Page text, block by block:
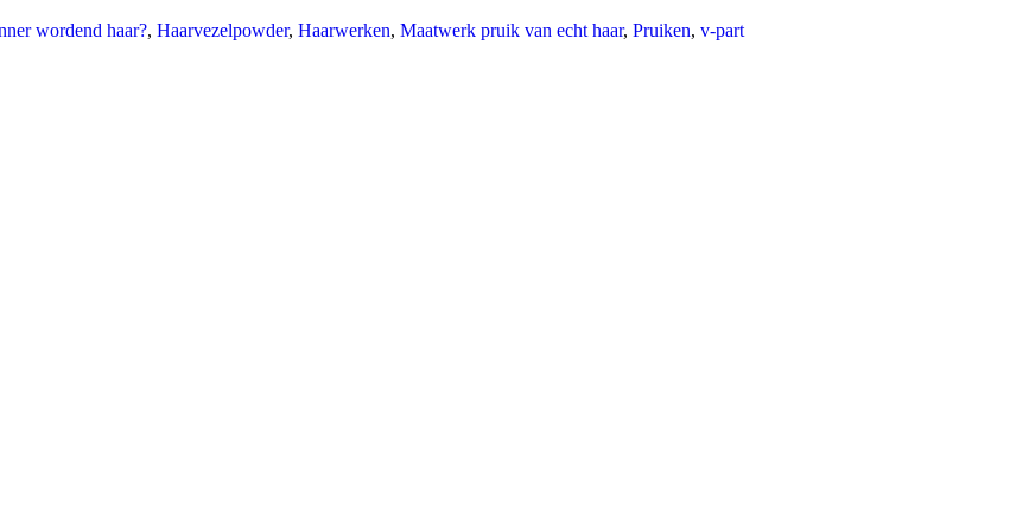
wordend haar?, Haarvezelpowder, Haarwerken, Maatwerk pruik van echt haar, Pruiken, v-part